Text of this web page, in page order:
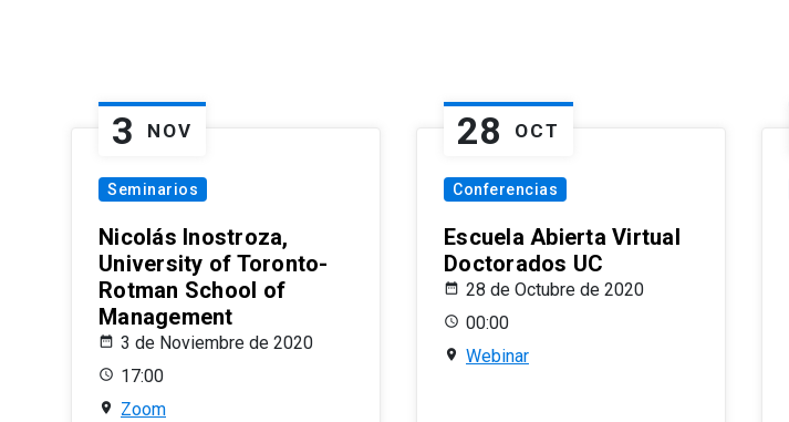
3 NOV
Seminarios
Nicolás Inostroza,
University of Toronto-
Rotman School of
Management
3 de Noviembre de 2020
17:00
Zoom
28 OCT
Conferencias
Escuela Abierta Virtual
Doctorados UC
28 de Octubre de 2020
00:00
Webinar